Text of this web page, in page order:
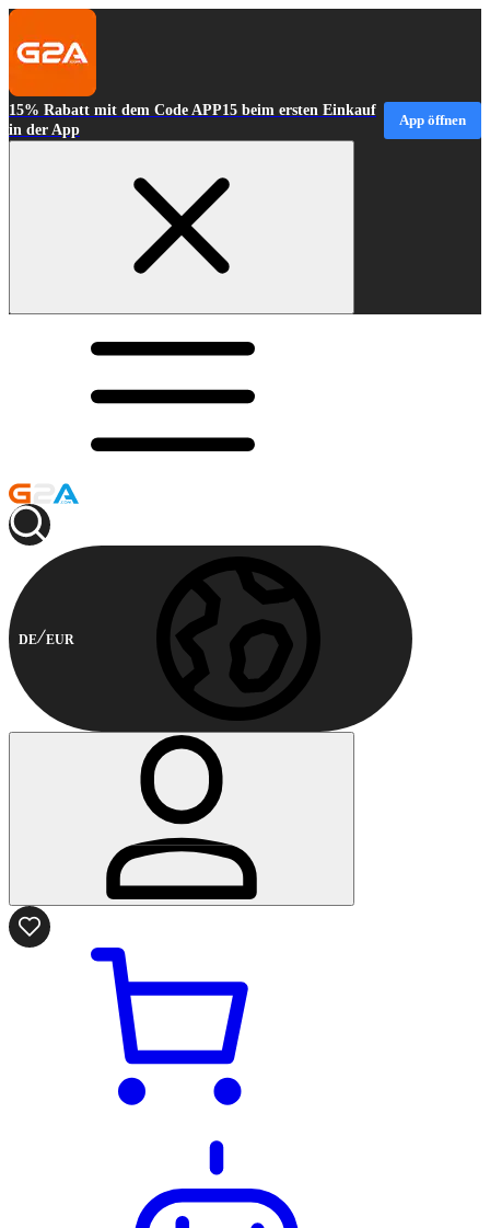
15% Rabatt mit dem Code APP15 beim ersten Einkauf
in der App
App öffnen
DE EUR